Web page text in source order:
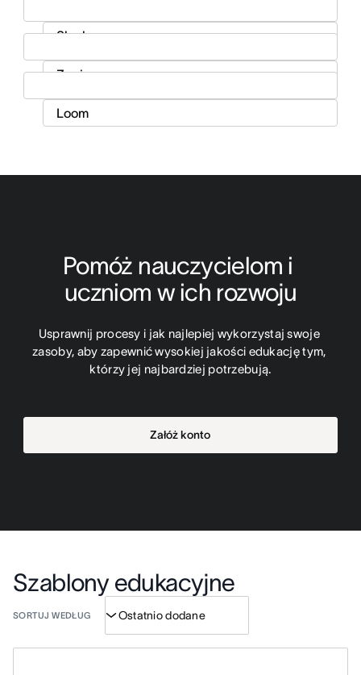
Pomóż nauczycielom i
uczniom w ich rozwoju
Usprawnij procesy i jak najlepiej wykorzystaj swoje
zasoby, aby zapewnić wysokiej jakości edukację tym,
którzy jej najbardziej potrzebują.
Załóż konto
Szablony edukacyjne
SORTUJ WEDŁUG